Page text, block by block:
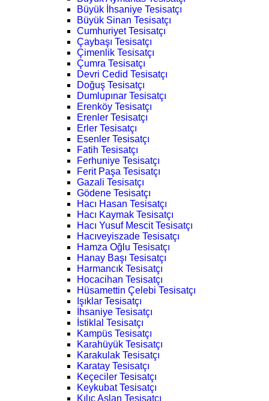
Büyük İhsaniye Tesisatçı
Büyük Sinan Tesisatçı
Cumhuriyet Tesisatçı
Çaybaşı Tesisatçı
Çimenlik Tesisatçı
Çumra Tesisatçı
Devri Cedid Tesisatçı
Doğuş Tesisatçı
Dumlupınar Tesisatçı
Erenköy Tesisatçı
Erenler Tesisatçı
Erler Tesisatçı
Esenler Tesisatçı
Fatih Tesisatçı
Ferhuniye Tesisatçı
Ferit Paşa Tesisatçı
Gazali Tesisatçı
Gödene Tesisatçı
Hacı Hasan Tesisatçı
Hacı Kaymak Tesisatçı
Hacı Yusuf Mescit Tesisatçı
Hacıveyiszade Tesisatçı
Hamza Oğlu Tesisatçı
Hanay Başı Tesisatçı
Harmancık Tesisatçı
Hocacihan Tesisatçı
Hüsamettin Çelebi Tesisatçı
Işıklar Tesisatçı
İhsaniye Tesisatçı
İstiklal Tesisatçı
Kampüs Tesisatçı
Karahüyük Tesisatçı
Karakulak Tesisatçı
Karatay Tesisatçı
Keçeciler Tesisatçı
Keykubat Tesisatçı
Kılıç Aslan Tesisatçı